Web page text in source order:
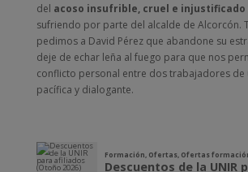
del acoso insufrible, cruel e injustificado
sufriendo por parte del alcalde de Alcorcón.
pedimos a David Pérez que abandone su
deje de echar leña al fuego para que nos
conflicto personal entre dos trabajadores de
pacífica y dialogante.